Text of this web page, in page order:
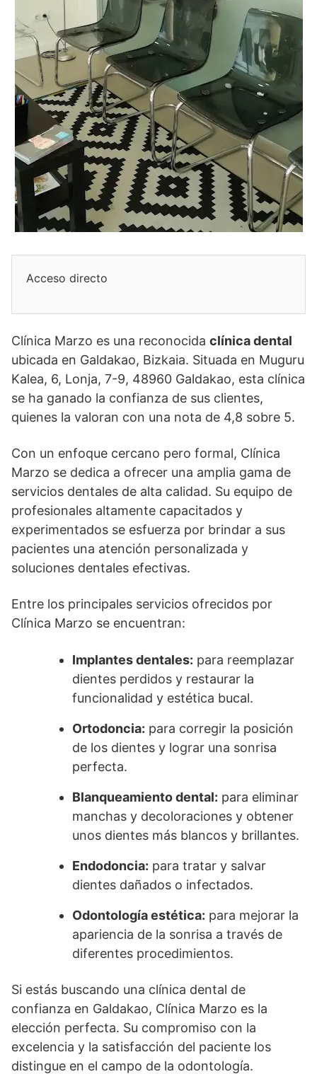
Acceso directo
Clínica Marzo es una reconocida clínica dental
ubicada en Galdakao, Bizkaia. Situada en Muguru
Kalea, 6, Lonja, 7-9, 48960 Galdakao, esta clínica
se ha ganado la confianza de sus clientes,
quienes la valoran con una nota de 4,8 sobre 5.
Con un enfoque cercano pero formal, Clínica
Marzo se dedica a ofrecer una amplia gama de
servicios dentales de alta calidad. Su equipo de
profesionales altamente capacitados y
experimentados se esfuerza por brindar a sus
pacientes una atención personalizada y
soluciones dentales efectivas.
Entre los principales servicios ofrecidos por
Clínica Marzo se encuentran:
Implantes dentales: para reemplazar
dientes perdidos y restaurar la
funcionalidad y estética bucal.
Ortodoncia: para corregir la posición
de los dientes y lograr una sonrisa
perfecta.
Blanqueamiento dental: para eliminar
manchas y decoloraciones y obtener
unos dientes más blancos y brillantes.
Endodoncia: para tratar y salvar
dientes dañados o infectados.
Odontología estética: para mejorar la
apariencia de la sonrisa a través de
diferentes procedimientos.
Si estás buscando una clínica dental de
confianza en Galdakao, Clínica Marzo es la
elección perfecta. Su compromiso con la
excelencia y la satisfacción del paciente los
distingue en el campo de la odontología.